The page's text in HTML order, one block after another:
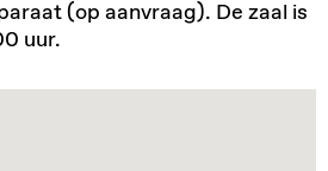
(op aanvraag). De zaal is
uur.